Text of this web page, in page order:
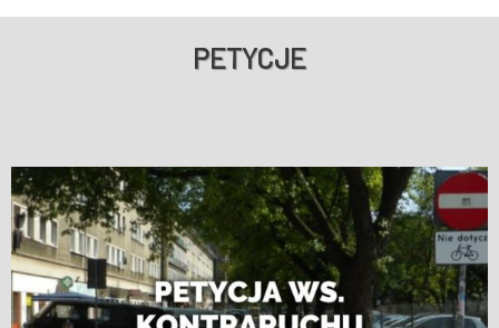
NASZE WYDAWNICTWA
WESPRZYJ NAS
PETYCJE